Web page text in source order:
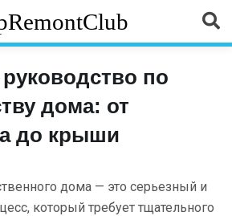
по
дома: от
до крыши
который требует тщательного